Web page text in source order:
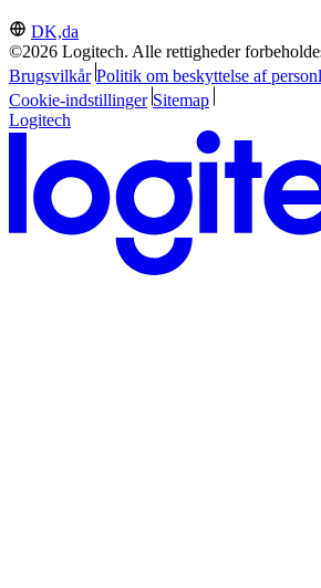
DK,da
©2026 Logitech. Alle rettigheder
Brugsvilkår Politik om beskyttelse af
Cookie-indstillinger Sitemap
Logitech